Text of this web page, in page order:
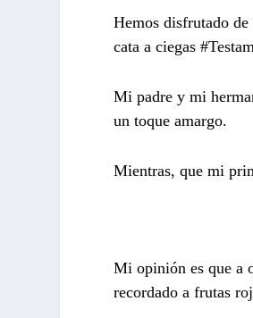
Hemos disfrutado
cata a ciegas
Mi padre y mi
un toque amargo.
Mientras, que mi
Mi opinión es que a
recordado a frutas